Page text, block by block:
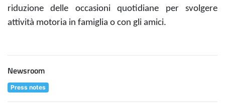
riduzione delle occasioni quotidiane per svolgere
attività motoria in famiglia o con gli amici.
Newsroom
Press notes